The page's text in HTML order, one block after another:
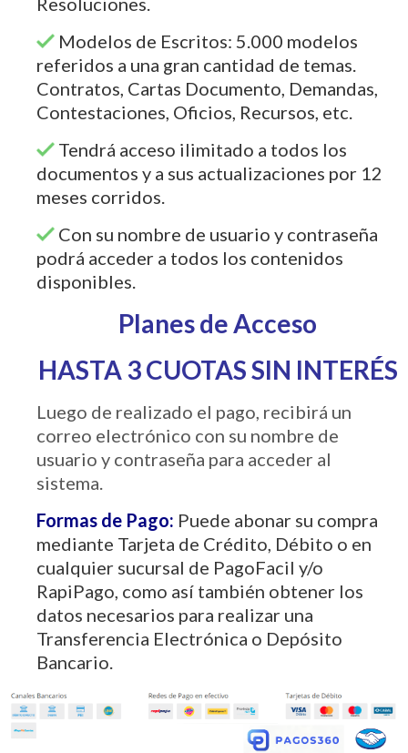
Modelos de Escritos: 5.000 modelos
referidos a una gran cantidad de temas.
Contratos, Cartas Documento, Demandas,
Contestaciones, Oficios, Recursos, etc.
Tendrá acceso ilimitado a todos los
documentos y a sus actualizaciones por 12
meses corridos.
Con su nombre de usuario y contraseña
podrá acceder a todos los contenidos
disponibles.
Planes de Acceso
HASTA 3 CUOTAS SIN INTERÉS
Luego de realizado el pago, recibirá un
correo electrónico con su nombre de
usuario y contraseña para acceder al
sistema.
Formas de Pago: Puede abonar su compra
mediante Tarjeta de Crédito, Débito o en
cualquier sucursal de PagoFacil y/o
RapiPago, como así también obtener los
datos necesarios para realizar una
Transferencia Electrónica o Depósito
Bancario.